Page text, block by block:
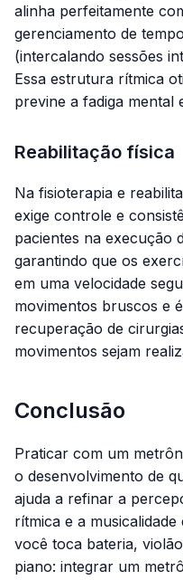
alinha perfeitamente
gerenciamento de
(intercalando sessões
Essa estrutura rítmica
previne a fadiga mental
Reabilitação física
Na fisioterapia e
exige controle e
pacientes na execução
garantindo que os
em uma velocidade
movimentos bruscos e
recuperação de
movimentos sejam
Conclusão
Praticar com um
o desenvolvimento de
ajuda a refinar a
rítmica e a
você toca bateria,
piano: integrar um